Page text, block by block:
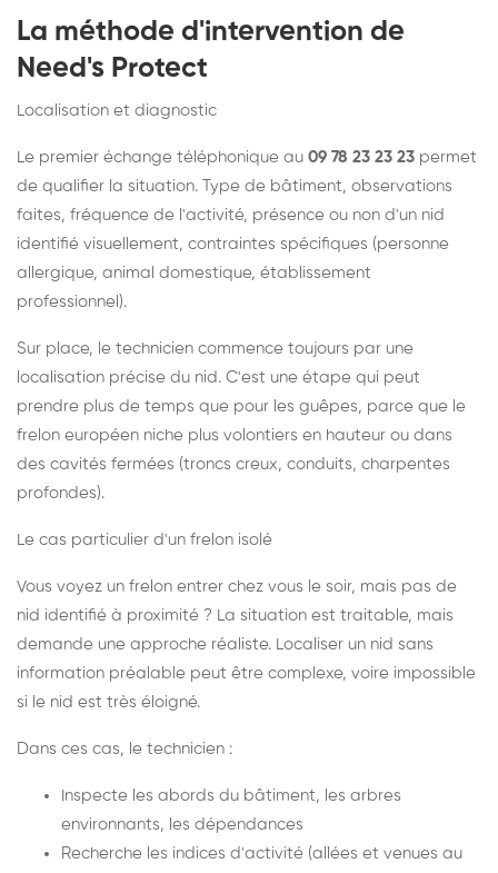
La méthode d'intervention de
Need's Protect
Localisation et diagnostic
Le premier échange téléphonique au 09 78 23 23 23 permet
de qualifier la situation. Type de bâtiment, observations
faites, fréquence de l'activité, présence ou non d'un nid
identifié visuellement, contraintes spécifiques (personne
allergique, animal domestique, établissement
professionnel).
Sur place, le technicien commence toujours par une
localisation précise du nid. C'est une étape qui peut
prendre plus de temps que pour les guêpes, parce que le
frelon européen niche plus volontiers en hauteur ou dans
des cavités fermées (troncs creux, conduits, charpentes
profondes).
Le cas particulier d'un frelon isolé
Vous voyez un frelon entrer chez vous le soir, mais pas de
nid identifié à proximité ? La situation est traitable, mais
demande une approche réaliste. Localiser un nid sans
information préalable peut être complexe, voire impossible
si le nid est très éloigné.
Dans ces cas, le technicien :
Inspecte les abords du bâtiment, les arbres
environnants, les dépendances
Recherche les indices d'activité (allées et venues au